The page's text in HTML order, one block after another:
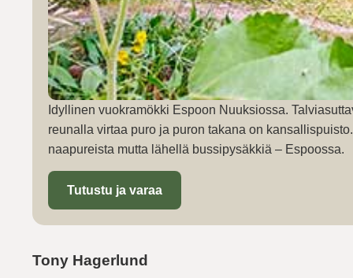
Idyllinen vuokramökki Espoon Nuuksiossa.
reunalla virtaa puro ja puron takana on
naapureista mutta lähellä bussipysäkkiä – Espoossa.
Tutustu ja varaa
Tony Hagerlund